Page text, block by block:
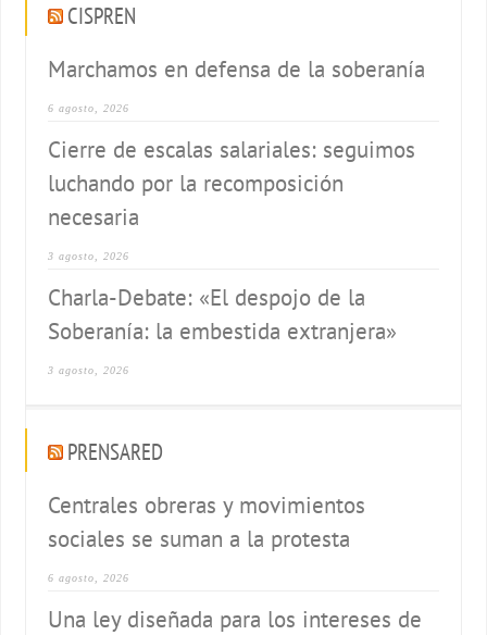
CISPREN
Marchamos en defensa de la soberanía
6 agosto, 2026
Cierre de escalas salariales: seguimos
luchando por la recomposición
necesaria
3 agosto, 2026
Charla-Debate: «El despojo de la
Soberanía: la embestida extranjera»
3 agosto, 2026
PRENSARED
Centrales obreras y movimientos
sociales se suman a la protesta
6 agosto, 2026
Una ley diseñada para los intereses de